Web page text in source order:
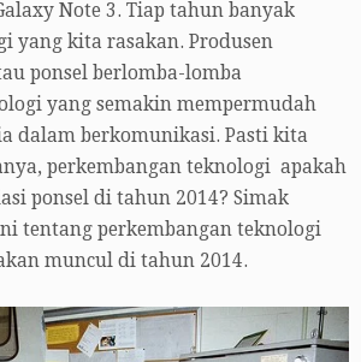
Note 3. Tiap tahun banyak
yang kita rasakan. Produsen
ponsel berlomba-lomba
yang semakin mempermudah
dalam berkomunikasi. Pasti kita
perkembangan teknologi apakah
ponsel di tahun 2014? Simak
tentang perkembangan teknologi
muncul di tahun 2014.